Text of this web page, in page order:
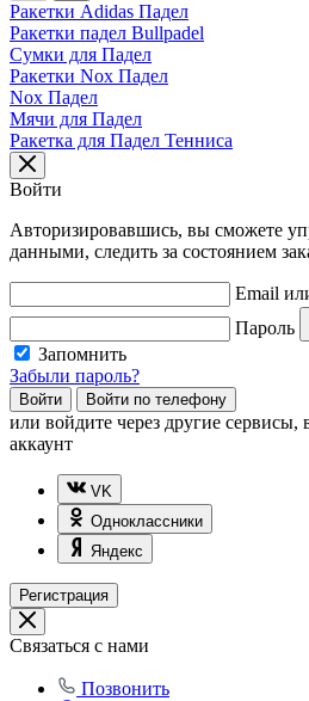
Ракетки Adidas Падел
Ракетки падел Bullpadel
Сумки для Падел
Ракетки Nox Падел
Nox Падел
Мячи для Падел
Ракетка для Падел Тенниса
Войти
Авторизировавшись, вы сможете
данными, следить за состоянием
Email
Пароль
Запомнить
Забыли пароль?
Войти Войти по телефону
или войдите через другие
аккаунт
VK
Одноклассники
Яндекс
Регистрация
Связаться с нами
Позвонить